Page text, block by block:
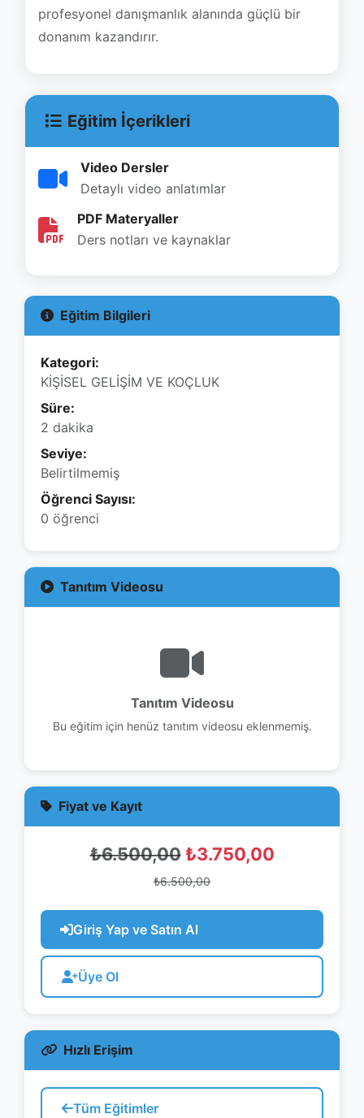
profesyonel danışmanlık alanında güçlü bir
donanım kazandırır.
Eğitim İçerikleri
Video Dersler
Detaylı video anlatımlar
PDF Materyaller
Ders notları ve kaynaklar
Eğitim Bilgileri
Kategori:
KİŞİSEL GELİŞİM VE KOÇLUK
Süre:
2 dakika
Seviye:
Belirtilmemiş
Öğrenci Sayısı:
0 öğrenci
Tanıtım Videosu
Tanıtım Videosu
Bu eğitim için henüz tanıtım videosu eklenmemiş.
Fiyat ve Kayıt
₺6.500,00 ₺3.750,00
₺6.500,00
Giriş Yap ve Satın Al
Üye Ol
Hızlı Erişim
Tüm Eğitimler